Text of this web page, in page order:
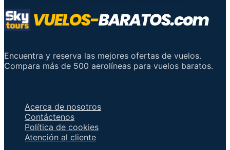
Encuentra y reserva las mejores ofertas de vuelos.
Compara más de 500 aerolíneas para vuelos baratos.
Acerca de nosotros
Contáctenos
Política de cookies
Atención al cliente